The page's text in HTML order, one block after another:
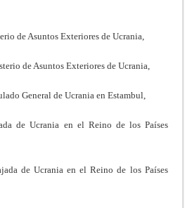
de Asuntos Exteriores de Ucrania,
de Asuntos Exteriores de Ucrania,
General de Ucrania en Estambul,
de Ucrania en el Reino de los Países
de Ucrania en el Reino de los Países